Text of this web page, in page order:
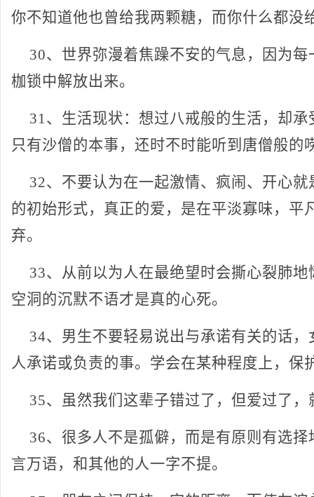
你不知道他也曾给我两颗糖，而你什么都没
30、世界弥漫着焦躁不安的气息，因为
枷锁中解放出来。
31、生活现状：想过八戒般的生活，却
只有沙僧的本事，还时不时能听到唐僧般的
32、不要认为在一起激情、疯闹、开心
的初始形式，真正的爱，是在平淡寡味，平
弃。
33、从前以为人在最绝望时会撕心裂肺
空洞的沉默不语才是真的心死。
34、男生不要轻易说出与承诺有关的话
人承诺或负责的事。学会在某种程度上，保
35、虽然我们这辈子错过了，但爱过了
36、很多人不是孤僻，而是有原则有选
言万语，和其他的人一字不提。